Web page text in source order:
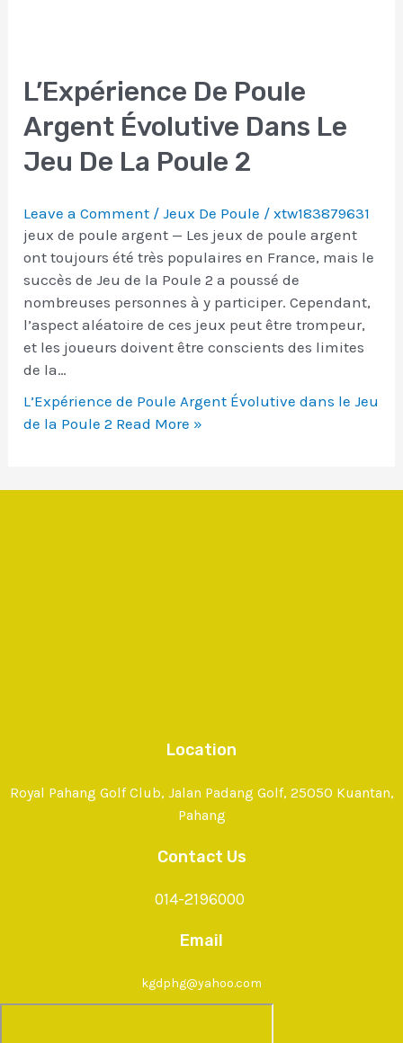
L’Expérience De Poule
Argent Évolutive Dans Le
Jeu De La Poule 2
Leave a Comment /Jeux De Poule /xtw183879631
jeux de poule argent — Les jeux de poule argent
ont toujours été très populaires en France, mais le
succès de Jeu de la Poule 2 a poussé de
nombreuses personnes à y participer. Cependant,
l’aspect aléatoire de ces jeux peut être trompeur,
et les joueurs doivent être conscients des limites
de la…
L’Expérience de Poule Argent Évolutive dans le Jeu
de la Poule 2 Read More »
Location
Royal Pahang Golf Club, Jalan Padang Golf, 25050 Kuantan,
Pahang
Contact Us
014-2196000
Email
kgdphg@yahoo.com